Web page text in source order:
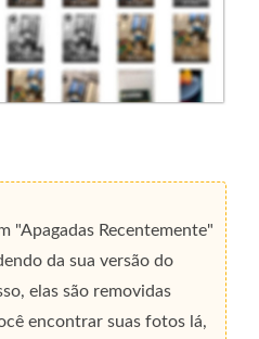
"Apagadas Recentemente"
da sua versão do
elas são removidas
encontrar suas fotos lá,